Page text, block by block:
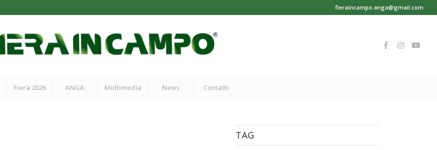
fieraincampo.anga@gmail.com
Fiera 2026 ANGA Multimedia News Contatti
TAG